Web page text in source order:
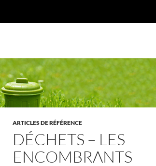
ARTICLES DE RÉFÉRENCE
DÉCHETS – LES
ENCOMBRANTS